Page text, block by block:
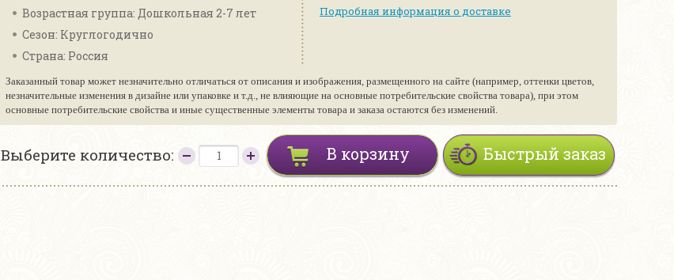
Возрастная группа: Дошкольная 2-7 лет
Сезон: Круглогодично
Страна: Россия
Подробная информация о доставке
Заказанный товар может незначительно отличаться от описания и изображения, размещенного на сайте (например, оттенки цветов,
незначительные изменения в дизайне или упаковке и т.д., не влияющие на основные потребительские свойства товара), при этом
основные потребительские свойства и иные существенные элементы товара и заказа остаются без изменений.
Выберите количество: Быстрый заказ
В корзину